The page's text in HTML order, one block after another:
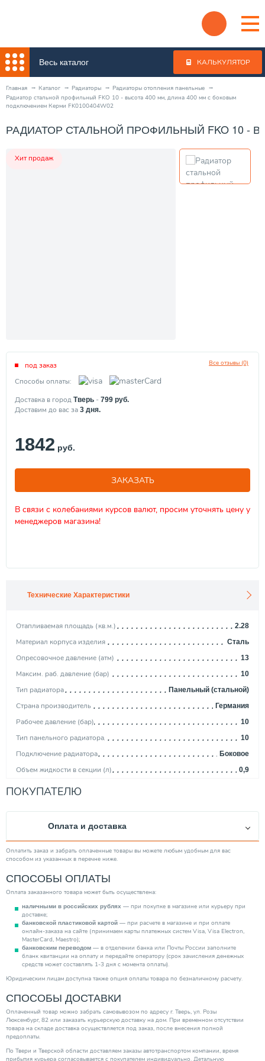
Весь каталог КАЛЬКУЛЯТОР
Главная Каталог Радиаторы
Радиаторы отопления панельные
Радиатор стальной профильный FKO 10 - высота 400 мм, длина 400 мм с боковым
подключением Керми FK0100404W02
РАДИАТОР СТАЛЬНОЙ ПРОФИЛЬНЫЙ FKO 10 -
Хит продаж
Все отзывы (0)
под заказ
Способы оплаты:
Доставка в город Тверь - 799 руб.
Доставим до вас за 3 дня.
1842 руб.
ЗАКАЗАТЬ
В связи с колебаниями курсов валют, просим уточнять цену у
менеджеров магазина!
Технические Характеристики
Отапливаемая площадь (кв.м.) 2.28
Материал корпуса изделия Сталь
Опресовочное давление (атм) 13
Максим. раб. давление (бар) 10
Тип радиатора Панельный (стальной)
Страна производитель Германия
Рабочее давление (бар) 10
Тип панельного радиатора 10
Подключение радиатора Боковое
Объем жидкости в секции (л) 0,9
Тепловая мощность (Вт)
Ширина (мм)
Монтаж. стоимость
Максимальная рабочая температура (℃)
Категория
ПОКУПАТЕЛЮ
Оплата и доставка
Оплатить заказ и забрать оплаченные товары вы можете любым удобным для вас
способом из указанных в перечне ниже.
СПОСОБЫ ОПЛАТЫ
Оплата заказанного товара может быть осуществлена:
наличными в российских рублях — при покупке в магазине или курьеру при
доставке;
банковской пластиковой картой — при расчете в магазине и при оплате
онлайн-заказа на сайте (принимаем карты платежных систем Visa, Visa Electron,
MasterCard, Maestro);
банковским переводом — в отделении банка или Почты России заполните
бланк квитанции на оплату и передайте оператору (срок зачисления денежных
средств может составлять 1-3 дня с момента оплаты).
Юридическим лицам доступна также опция оплаты товара по безналичному расчету.
СПОСОБЫ ДОСТАВКИ
Оплаченный товар можно забрать самовывозом по адресу г. Тверь, ул. Розы
Люксембург, 82 или заказать курьерскую доставку на дом. При временном отсутствии
товара на складе доставка осуществляется под заказ, после внесения полной
предоплаты.
По Твери и Тверской области доставляем заказы автотранспортом компании, время
прибытия курьера согласовывается с покупателем индивидуально. Детальную